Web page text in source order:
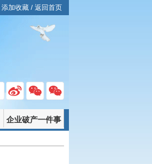
添加收藏/ 返回首页
企业破产一件事